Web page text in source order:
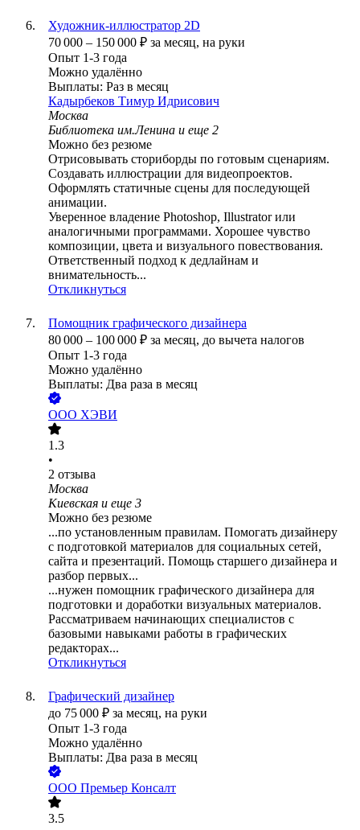
Художник-иллюстратор 2D
70 000 – 150 000 ₽ за месяц, на руки
Опыт 1-3 года
Можно удалённо
Выплаты: Раз в месяц
Кадырбеков Тимур Идрисович
Москва
Библиотека им.Ленина и еще 2
Можно без резюме
Отрисовывать сториборды по готовым сценариям.
Создавать иллюстрации для видеопроектов.
Оформлять статичные сцены для последующей
анимации.
Уверенное владение Photoshop, Illustrator или
аналогичными программами. Хорошее чувство
композиции, цвета и визуального повествования.
Ответственный подход к дедлайнам и
внимательность...
Откликнуться
Помощник графического дизайнера
80 000 – 100 000 ₽ за месяц, до вычета налогов
Опыт 1-3 года
Можно удалённо
Выплаты: Два раза в месяц
ООО ХЭВИ
1.3
•
2 отзыва
Москва
Киевская и еще 3
Можно без резюме
...по установленным правилам. Помогать дизайнеру
с подготовкой материалов для социальных сетей,
сайта и презентаций. Помощь старшего дизайнера и
разбор первых...
...нужен помощник графического дизайнера для
подготовки и доработки визуальных материалов.
Рассматриваем начинающих специалистов с
базовыми навыками работы в графических
редакторах...
Откликнуться
Графический дизайнер
до 75 000 ₽ за месяц, на руки
Опыт 1-3 года
Можно удалённо
Выплаты: Два раза в месяц
ООО Премьер Консалт
3.5